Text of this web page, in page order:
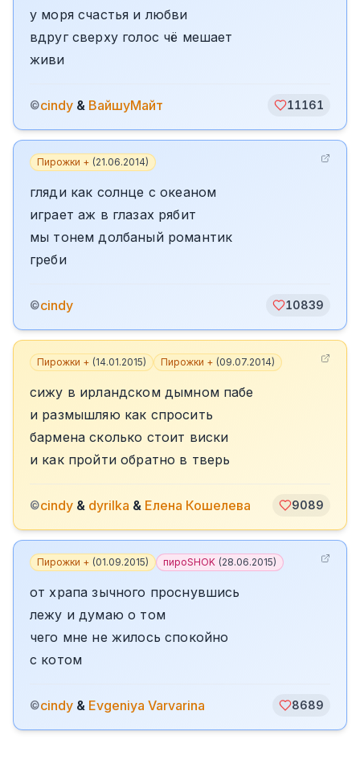
у моря счастья и любви
вдруг сверху голос чё мешает
живи
©cindy & ВайшуМайт 11161
Пирожки + (21.06.2014)
гляди как солнце с океаном
играет аж в глазах рябит
мы тонем долбаный романтик
греби
©cindy 10839
Пирожки + (14.01.2015) Пирожки + (09.07.2014)
сижу в ирландском дымном пабе
и размышляю как спросить
бармена сколько стоит виски
и как пройти обратно в тверь
©cindy & dyrilka & Елена Кошелева 9089
Пирожки + (01.09.2015) пироSHOK (28.06.2015)
от храпа зычного проснувшись
лежу и думаю о том
чего мне не жилось спокойно
с котом
©cindy & Evgeniya Varvarina 8689